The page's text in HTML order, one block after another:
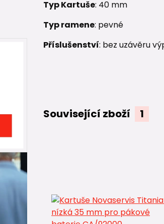
Typ Kartuše: 40 mm
Typ ramene: pevné
Příslušenství: bez uzávěru
Související zboží 1